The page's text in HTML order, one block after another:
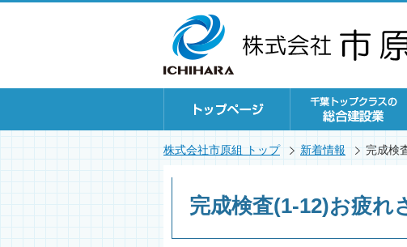
株式会社市原組 トップ 新着情報 完成検
完成検査(1-12)お疲れ